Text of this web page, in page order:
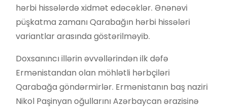
hərbi hissələrdə xidmət edəcəklər. Ənənəvi
püşkatma zamanı Qarabağın hərbi hissələri
variantlar arasında göstərilməyib.
Doxsanıncı illərin əvvəllərindən ilk dəfə
Ermənistandan olan möhlətli hərbçiləri
Qarabağa göndərmirlər. Ermənistanın baş naziri
Nikol Paşinyan oğullarını Azərbaycan ərazisinə